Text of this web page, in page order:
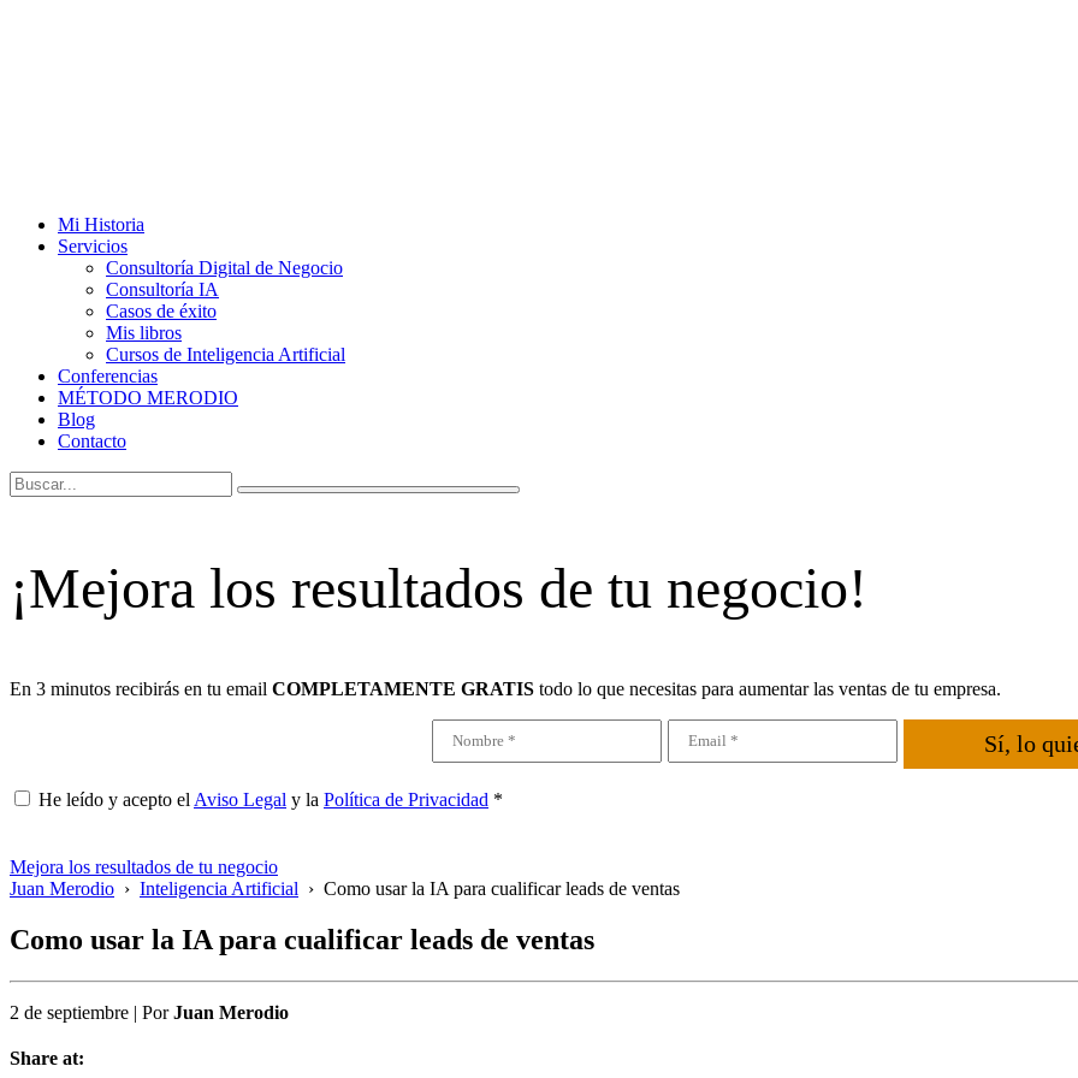
Mi Historia
Servicios
Consultoría Digital de Negocio
Consultoría IA
Casos de éxito
Mis libros
Cursos de Inteligencia Artificial
Conferencias
MÉTODO MERODIO
Blog
Contacto
¡Mejora los resultados de tu negocio!
En 3 minutos recibirás en tu email COMPLETAMENTE GRATIS todo lo que necesitas para aumentar las ventas de tu empresa.
Sí, lo
He leído y acepto el Aviso Legal y la Política de Privacidad *
Mejora los resultados de tu negocio
Juan Merodio › Inteligencia Artificial › Como usar la IA para cualificar leads de ventas
Como usar la IA para cualificar leads de ventas
2 de septiembre | PorJuan Merodio
Share at: